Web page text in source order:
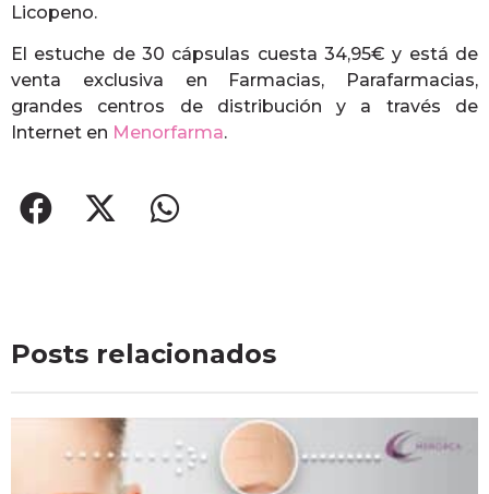
Licopeno.
El estuche de 30 cápsulas cuesta 34,95€ y está de
venta exclusiva en Farmacias, Parafarmacias,
grandes centros de distribución y a través de
Internet en Menorfarma.
Posts relacionados